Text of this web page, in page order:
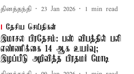
தினத்தந்தி 23 Jan 2026 1 min read
தேசிய செய்திகள்
இமாசல பிரதேசம்: பஸ் விபத்தில் பலி
எண்ணிக்கை 14 ஆக உயர்வு;
இழப்பீடு அறிவித்த பிரதமர் மோடி